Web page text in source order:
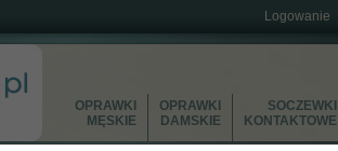
Logowanie
OPRAWKI
MĘSKIE
OPRAWKI
DAMSKIE
SOCZEWKI
KONTAKTOWE